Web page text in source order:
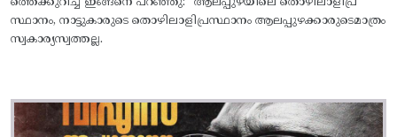
സ്ഥാനം, നാട്ടുകാരുടെ തൊഴിലാളിപ്രസ്ഥാനം ആലപ്പുഴക്കാരുടെമാത്രം
സ്വകാര്യസ്വത്തല്ല.